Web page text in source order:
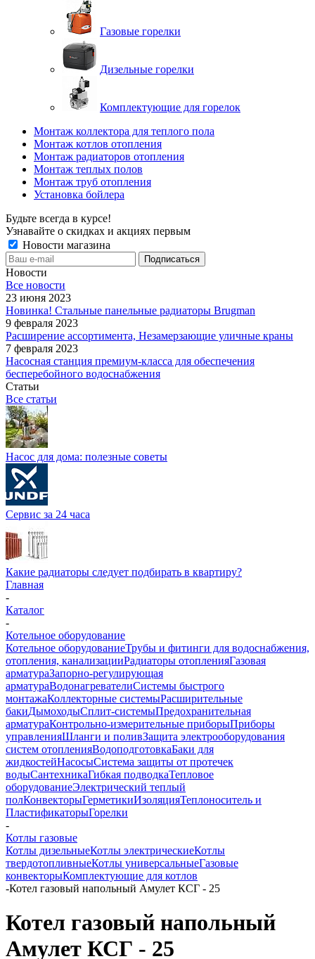
Газовые горелки
Дизельные горелки
Комплектующие для горелок
Монтаж коллектора для теплого пола
Монтаж котлов отопления
Монтаж радиаторов отопления
Монтаж теплых полов
Монтаж труб отопления
Установка бойлера
Будьте всегда в курсе!
Узнавайте о скидках и акциях первым
Новости магазина
Новости
Все новости
23 июня 2023
Новинка! Стальные панельные радиаторы Brugman
9 февраля 2023
Расширение ассортимента, Незамерзающие уличные краны
7 февраля 2023
Насосная станция премиум-класса для обеспечения
бесперебойного водоснабжения
Статьи
Все статьи
Насос для дома: полезные советы
Сервис за 24 часа
Какие радиаторы следует подбирать в квартиру?
Главная
-
Каталог
-
Котельное оборудование
Котельное оборудованиеТрубы и фитинги для водоснабжения,
отопления, канализацииРадиаторы отопленияГазовая
арматураЗапорно-регулирующая
арматураВодонагревателиСистемы быстрого
монтажаКоллекторные системыРасширительные
бакиДымоходыСплит-системыПредохранительная
арматураКонтрольно-измерительные приборыПриборы
управленияШланги и поливЗащита электрооборудования
систем отопленияВодоподготовкаБаки для
жидкостейНасосыСистема защиты от протечек
водыСантехникаГибкая подводкаТепловое
оборудованиеЭлектрический теплый
полКонвекторыГерметикиИзоляцияТеплоноситель и
ПластификаторыГорелки
-
Котлы газовые
Котлы дизельныеКотлы электрическиеКотлы
твердотопливныеКотлы универсальныеГазовые
конвекторыКомплектующие для котлов
-Котел газовый напольный Амулет КСГ - 25
Котел газовый напольный
Амулет КСГ - 25